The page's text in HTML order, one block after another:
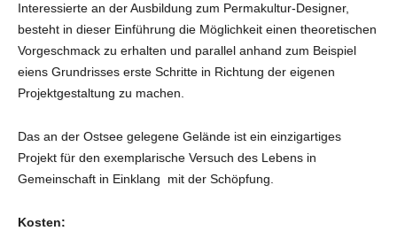
Interessierte an der Ausbildung zum Permakultur-Designer,
besteht in dieser Einführung die Möglichkeit einen theoretischen
Vorgeschmack zu erhalten und parallel anhand zum Beispiel
eiens Grundrisses erste Schritte in Richtung der eigenen
Projektgestaltung zu machen.
Das an der Ostsee gelegene Gelände ist ein einzigartiges
Projekt für den exemplarische Versuch des Lebens in
Gemeinschaft in Einklang mit der Schöpfung.
Kosten: